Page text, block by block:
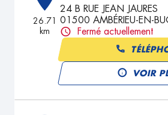
26.71
km
24 B RUE JEAN JAURES
01500 AMBÉRIEU-EN-
Fermé actuellement
VOIR